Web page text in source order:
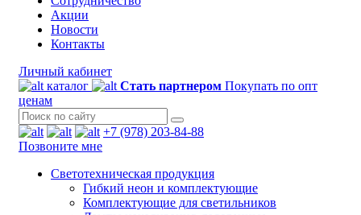
Акции
Новости
Контакты
Личный кабинет
каталог
Стать партнером Покупать по опт
ценам
+7 (978) 203-84-88
Позвоните мне
Светотехническая продукция
Гибкий неон и комплектующие
Комплектующие для светильников